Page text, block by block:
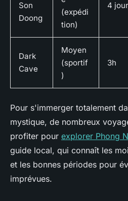
Son
Doong
(expédi
tion)
4
Dark
Cave
Moyen
(sportif
)
3h
Pour s'immerger totalement
mystique, de nombreux
profiter pour explorer Phong
guide local, qui connaît les
et les bonnes périodes pour
imprévues.